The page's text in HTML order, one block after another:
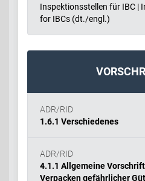
Inspektionsstellen für IBC |
for IBCs (dt./engl.)
ADR/RID
1.6.1 Verschiedenes
ADR/RID
4.1.1 Allgemeine
Verpacken gefährlicher